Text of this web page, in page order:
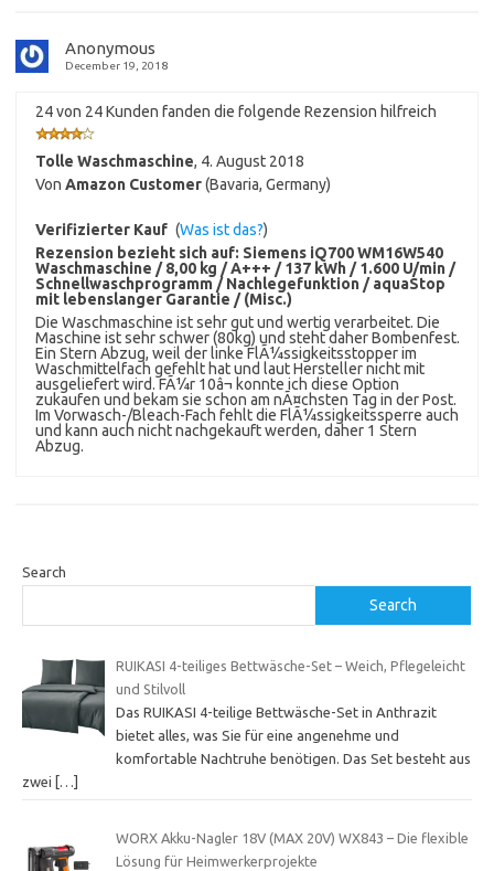
Anonymous
December 19, 2018
24 von 24 Kunden fanden die folgende Rezension hilfreich
Tolle Waschmaschine, 4. August 2018
Von Amazon Customer(Bavaria, Germany)
Verifizierter Kauf (Was ist das?)
Rezension bezieht sich auf: Siemens iQ700 WM16W540
Waschmaschine / 8,00 kg / A+++ / 137 kWh / 1.600 U/min /
Schnellwaschprogramm / Nachlegefunktion / aquaStop
mit lebenslanger Garantie / (Misc.)
Die Waschmaschine ist sehr gut und wertig verarbeitet. Die
Maschine ist sehr schwer (80kg) und steht daher Bombenfest.
Ein Stern Abzug, weil der linke FlÃ¼ssigkeitsstopper im
Waschmittelfach gefehlt hat und laut Hersteller nicht mit
ausgeliefert wird. FÃ¼r 10â¬ konnte ich diese Option
zukaufen und bekam sie schon am nÃ¤chsten Tag in der Post.
Im Vorwasch-/Bleach-Fach fehlt die FlÃ¼ssigkeitssperre auch
und kann auch nicht nachgekauft werden, daher 1 Stern
Abzug.
Search
Search
RUIKASI 4-teiliges Bettwäsche-Set – Weich, Pflegeleicht
und Stilvoll
Das RUIKASI 4-teilige Bettwäsche-Set in Anthrazit
bietet alles, was Sie für eine angenehme und
komfortable Nachtruhe benötigen. Das Set besteht aus
zwei
[…]
WORX Akku-Nagler 18V (MAX 20V) WX843 – Die flexible
Lösung für Heimwerkerprojekte